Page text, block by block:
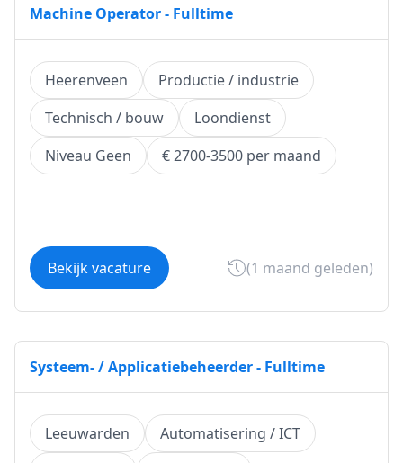
Machine Operator - Fulltime
Heerenveen
Productie / industrie
Technisch / bouw
Loondienst
Niveau Geen
€ 2700-3500 per maand
Bekijk vacature (1 maand geleden)
Systeem- / Applicatiebeheerder - Fulltime
Leeuwarden
Automatisering / ICT